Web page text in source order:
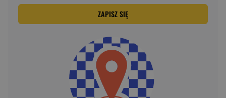
ZAPISZ SIĘ